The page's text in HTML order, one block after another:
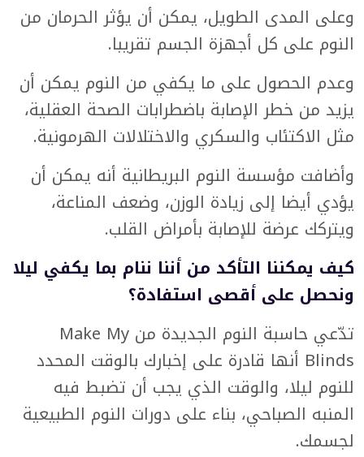
وعلى المدى الطويل، يمكن أن يؤثر الحرمان من
النوم على كل أجهزة الجسم تقريبا.
وعدم الحصول على ما يكفي من النوم يمكن أن
يزيد من خطر الإصابة باضطرابات الصحة العقلية،
مثل الاكتئاب والسكري والاختلالات الهرمونية.
وأضافت مؤسسة النوم البريطانية أنه يمكن أن
يؤدي أيضا إلى زيادة الوزن، وضعف المناعة،
ويتركك عرضة للإصابة بأمراض القلب.
كيف يمكننا التأكد من أننا ننام بما يكفي ليلا
ونحصل على أقصى استفادة؟
تدّعي حاسبة النوم الجديدة من Make My
Blinds أنها قادرة على إخبارك بالوقت المحدد
للنوم ليلا، والوقت الذي يجب أن تضبط فيه
المنبه الصباحي، بناء على دورات النوم الطبيعية
لجسمك.